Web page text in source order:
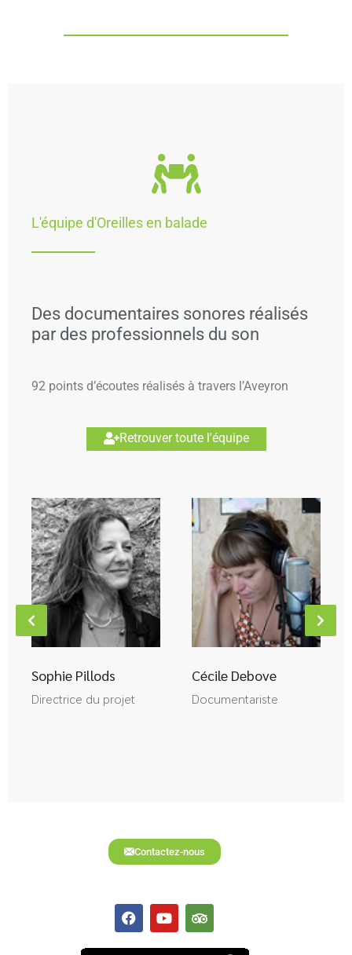
Sophie Pillods
Directrice du projet
Cécile Debove
Documentariste
L'équipe d'Oreilles en balade
Des documentaires sonores réalisés
par des professionnels du son
92 points d’écoutes réalisés à travers l’Aveyron
Retrouver toute l'équipe
Contactez-nous